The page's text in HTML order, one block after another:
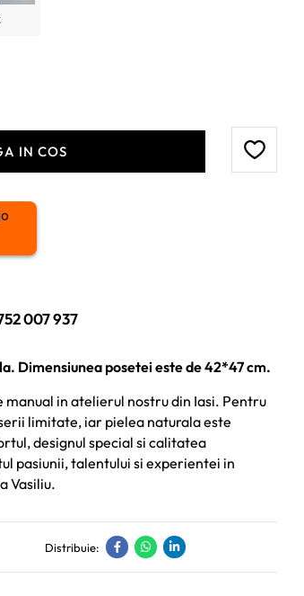
IN COS
007 937
Dimensiunea posetei este de 42*47 cm.
manual in atelierul nostru din Iasi. Pentru
limitate, iar pielea naturala este
designul special si calitatea
pasiunii, talentului si experientei in
Vasiliu.
Distribuie: